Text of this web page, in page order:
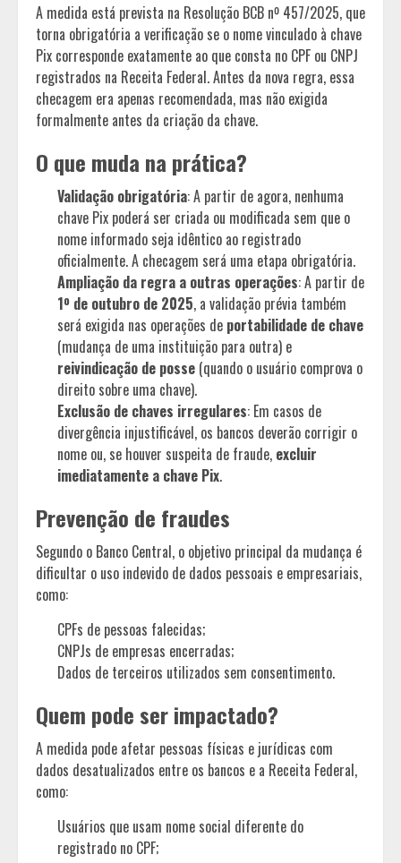
A medida está prevista na Resolução BCB nº 457/2025, que
torna obrigatória a verificação se o nome vinculado à chave
Pix corresponde exatamente ao que consta no CPF ou CNPJ
registrados na Receita Federal. Antes da nova regra, essa
checagem era apenas recomendada, mas não exigida
formalmente antes da criação da chave.
O que muda na prática?
Validação obrigatória: A partir de agora, nenhuma
chave Pix poderá ser criada ou modificada sem que o
nome informado seja idêntico ao registrado
oficialmente. A checagem será uma etapa obrigatória.
Ampliação da regra a outras operações: A partir de
1º de outubro de 2025, a validação prévia também
será exigida nas operações de portabilidade de chave
(mudança de uma instituição para outra) e
reivindicação de posse (quando o usuário comprova o
direito sobre uma chave).
Exclusão de chaves irregulares: Em casos de
divergência injustificável, os bancos deverão corrigir o
nome ou, se houver suspeita de fraude, excluir
imediatamente a chave Pix.
Prevenção de fraudes
Segundo o Banco Central, o objetivo principal da mudança é
dificultar o uso indevido de dados pessoais e empresariais,
como:
CPFs de pessoas falecidas;
CNPJs de empresas encerradas;
Dados de terceiros utilizados sem consentimento.
Quem pode ser impactado?
A medida pode afetar pessoas físicas e jurídicas com
dados desatualizados entre os bancos e a Receita Federal,
como:
Usuários que usam nome social diferente do
registrado no CPF;